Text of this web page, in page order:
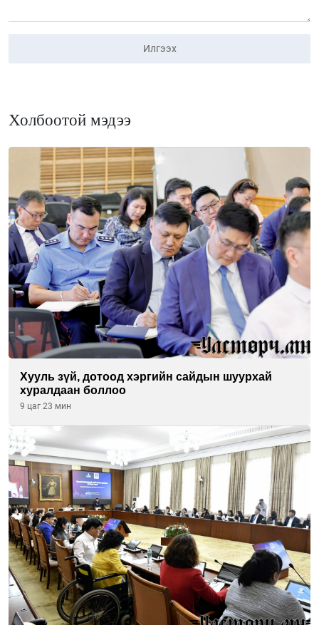
Илгээх
Холбоотой мэдээ
Хууль зүй, дотоод хэргийн сайдын шуурхай
хуралдаан боллоо
9 цаг 23 мин